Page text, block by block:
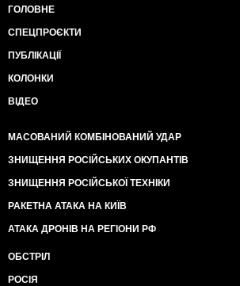
ГОЛОВНЕ
СПЕЦПРОЄКТИ
ПУБЛІКАЦІЇ
КОЛОНКИ
ВІДЕО
МАСОВАНИЙ КОМБІНОВАНИЙ УДАР
ЗНИЩЕННЯ РОСІЙСЬКИХ ОКУПАНТІВ
ЗНИЩЕННЯ РОСІЙСЬКОЇ ТЕХНІКИ
РАКЕТНА АТАКА НА КИЇВ
АТАКА ДРОНІВ НА РЕГІОНИ РФ
ОБСТРІЛ
РОСІЯ